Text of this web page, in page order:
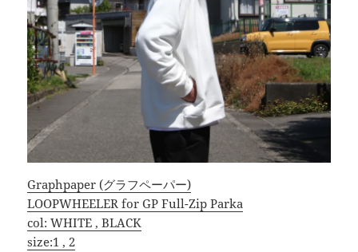
Graphpaper (グラフペーパー)
LOOPWHEELER for GP Full-Zip Parka
col: WHITE , BLACK
size:1 , 2